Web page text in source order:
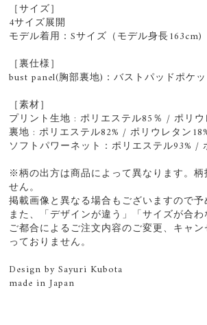
［サイズ］
4サイズ展開
モデル着用：Sサイズ（モデル身長163cm)
［裏仕様］
bust panel(胸部裏地)：バストパッドポケ
［素材］
プリント生地 : ポリエステル85％ / ポリウ
裏地 : ポリエステル82% / ポリウレタン
ソフトパワーネット：ポリエステル93% /
※柄の出方は商品によって異なります。柄
せん。
掲載画像と異なる場合もございますので予
また、「デザインが違う」「サイズが合
ご都合によるご注文内容のご変更、キャ
っておりません。
Design by Sayuri Kubota
made in Japan